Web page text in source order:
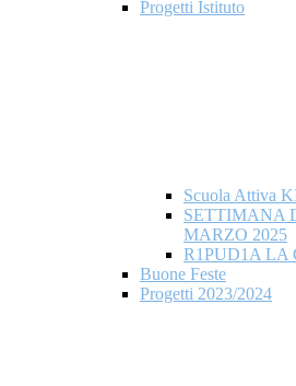
Progetti Istituto
Scuola Attiva
SETTIMANA
MARZO 2025
R1PUD1A LA
Buone Feste
Progetti 2023/2024